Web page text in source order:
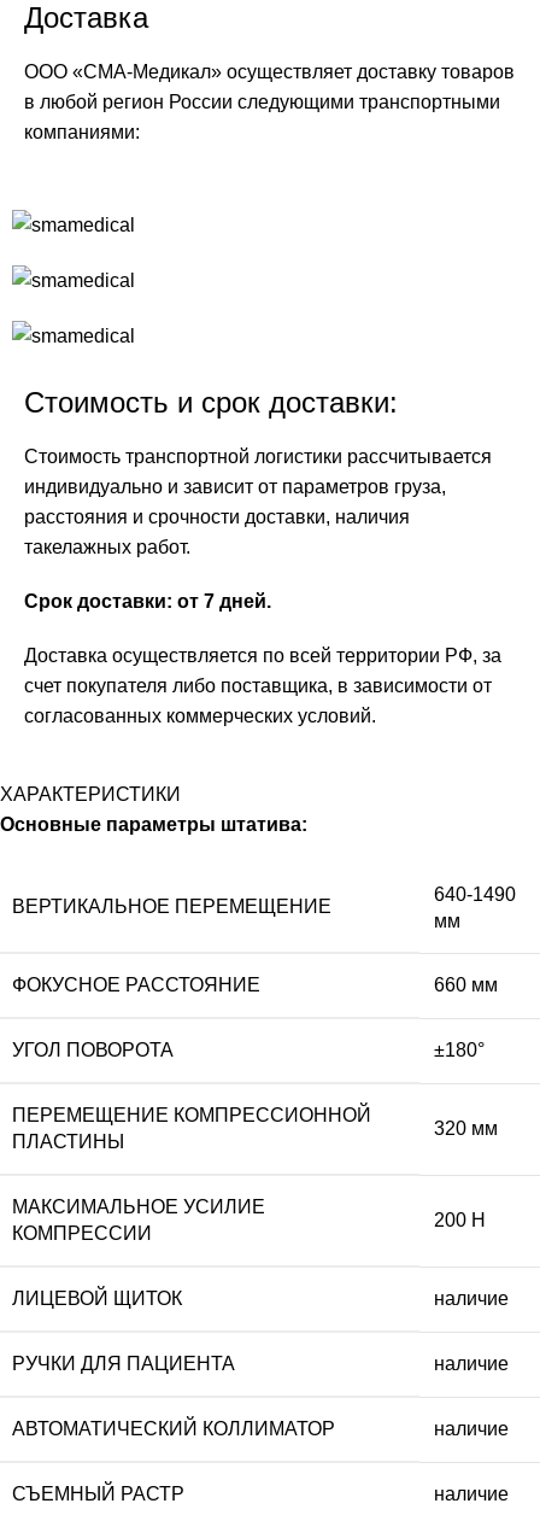
Доставка
ООО «СМА-Медикал» осуществляет доставку товаров
в любой регион России следующими транспортными
компаниями:
Стоимость и срок доставки:
Стоимость транспортной логистики рассчитывается
индивидуально и зависит от параметров груза,
расстояния и срочности доставки, наличия
такелажных работ.
Срок доставки: от 7 дней.
Доставка осуществляется по всей территории РФ, за
счет покупателя либо поставщика, в зависимости от
согласованных коммерческих условий.
ХАРАКТЕРИСТИКИ
Основные параметры штатива:
ВЕРТИКАЛЬНОЕ ПЕРЕМЕЩЕНИЕ
640-1490
мм
ФОКУСНОЕ РАССТОЯНИЕ 660 мм
УГОЛ ПОВОРОТА ±180°
ПЕРЕМЕЩЕНИЕ КОМПРЕССИОННОЙ
ПЛАСТИНЫ
320 мм
МАКСИМАЛЬНОЕ УСИЛИЕ
КОМПРЕССИИ
200 Н
ЛИЦЕВОЙ ЩИТОК наличие
РУЧКИ ДЛЯ ПАЦИЕНТА наличие
АВТОМАТИЧЕСКИЙ КОЛЛИМАТОР наличие
СЪЕМНЫЙ РАСТР наличие